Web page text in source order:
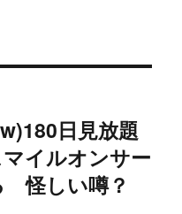
日見放題
イルオンサー
怪しい噂？